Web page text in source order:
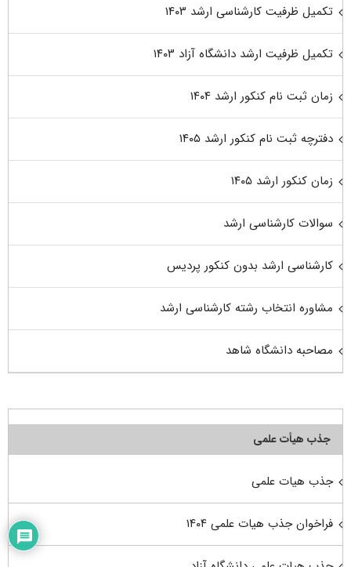
تکمیل ظرفیت کارشناسی ارشد ۱۴۰۳
تکمیل ظرفیت ارشد دانشگاه آزاد ۱۴۰۳
زمان ثبت نام کنکور ارشد ۱۴۰۴
دفترچه ثبت نام کنکور ارشد ۱۴۰۵
زمان کنکور ارشد ۱۴۰۵
سوالات کارشناسی ارشد
کارشناسی ارشد بدون کنکور پردیس
مشاوره انتخاب رشته کارشناسی ارشد
مصاحبه دانشگاه شاهد
جذب هیأت علمی
جذب هیات علمی
فراخوان جذب هیات علمی ۱۴۰۴